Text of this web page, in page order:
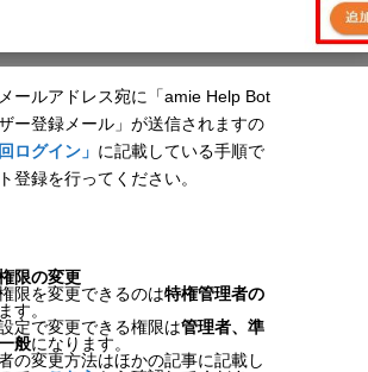
ールアドレス宛に「amie Help Bot
ー登録メール」が送信されますの
ログイン」 に記載している手順で
登録を行ってください。
限の変更
限を変更できるのは特権管理者の
す。
定で変更できる権限は管理者、準
般になります。
の変更方法はほかの記事に記載し